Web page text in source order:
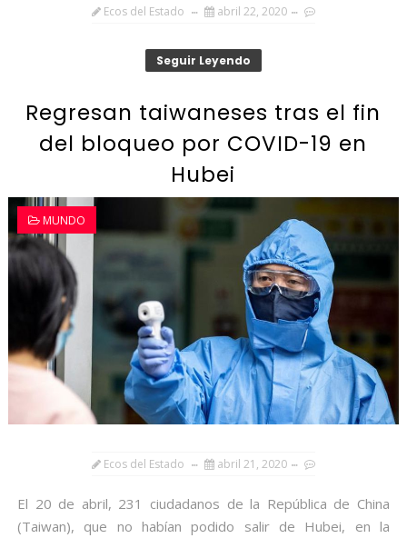
Ecos del Estado abril 22, 2020
Seguir Leyendo
Regresan taiwaneses tras el fin
del bloqueo por COVID-19 en
Hubei
MUNDO
Ecos del Estado abril 21, 2020
El 20 de abril, 231 ciudadanos de la República de China
(Taiwan), que no habían podido salir de Hubei, en la